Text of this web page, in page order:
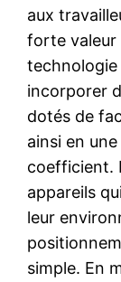
aux
forte valeur
technologie
incorporer
dotés de
ainsi en
coefficient.
appareils
leur
simple. En